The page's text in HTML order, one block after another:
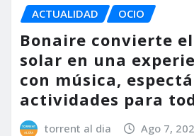
ACTUALIDAD OCIO
Bonaire convierte
solar en una
con música,
actividades para
torrent al dia Ago 7,